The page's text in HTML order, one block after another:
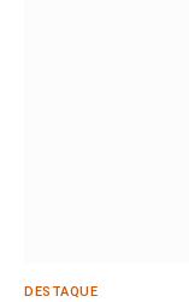
DESTAQUE